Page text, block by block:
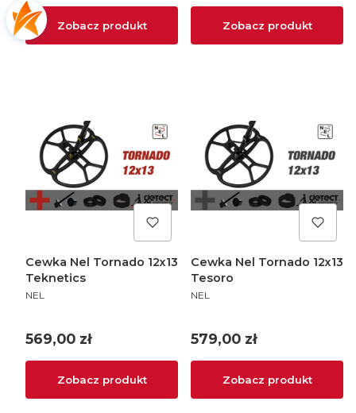
Zobacz produkt Zobacz produkt
Cewka Nel Tornado 12x13
Teknetics
PRODUCENT
NEL
Cena
569,00 zł
Zobacz produkt
Cewka Nel Tornado 12x13
Tesoro
PRODUCENT
NEL
Cena
579,00 zł
Zobacz produkt